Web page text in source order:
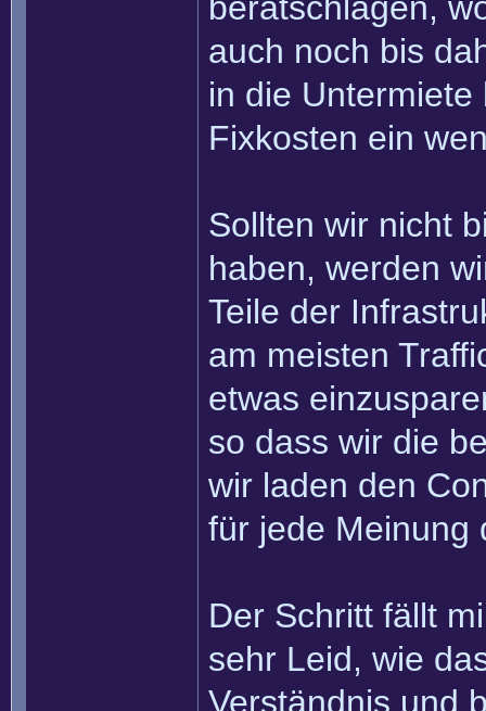
auch noch bis
in die
Fixkosten ein
Sollten wir nicht
haben, werden
Teile der
am meisten
etwas
so dass wir die
wir laden den
für jede Meinung
Der Schritt fällt
sehr Leid, wie
Verständnis und